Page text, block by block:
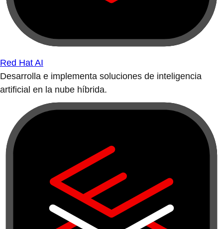
Red Hat AI
Desarrolla e implementa soluciones de inteligencia
artificial en la nube híbrida.